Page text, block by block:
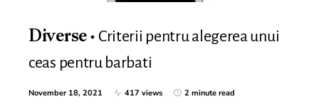
Diverse
Criterii pentru alegerea unui
ceas pentru barbati
November 18, 2021 417 views 2 minute read